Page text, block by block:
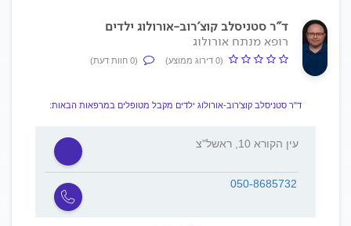
ד"ר סטניסלב קוצ'רוב-אורולוג ילדים
רופא מנתח אורולוג
(0 דירוג ממוצע) (0 חוות דעת)
ד"ר סטניסלב קוצ'רוב-אורולוג ילדים מקבל מטופלים במרפאות הבאות:
עין הקורא 10, ראשל"צ
050-8685732